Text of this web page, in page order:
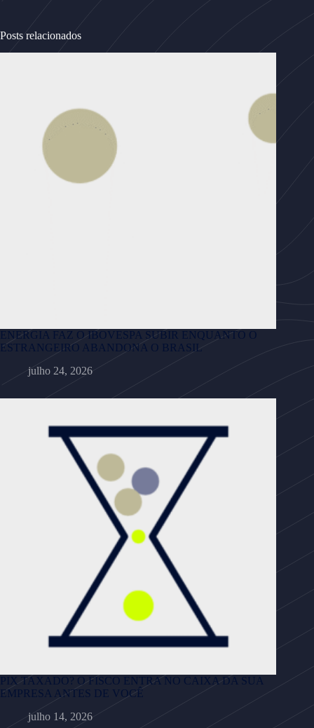
Posts relacionados
ENERGIA FAZ O IBOVESPA SUBIR ENQUANTO O
ESTRANGEIRO ABANDONA O BRASIL
julho 24, 2026
PIX TAXADO? O FISCO ENTRA NO CAIXA DA SUA
EMPRESA ANTES DE VOCÊ
julho 14, 2026